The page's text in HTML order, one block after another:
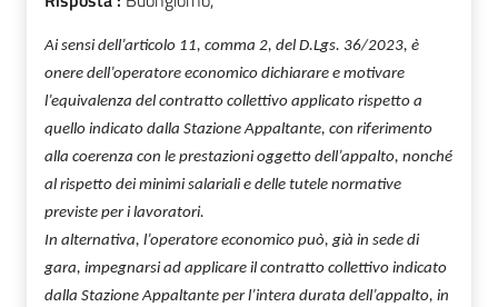
Ai sensi dell’articolo 11, comma 2, del D.Lgs. 36/2023, è
onere dell’operatore economico dichiarare e motivare
l’equivalenza del contratto collettivo applicato rispetto a
quello indicato dalla Stazione Appaltante, con riferimento
alla coerenza con le prestazioni oggetto dell’appalto, nonché
al rispetto dei minimi salariali e delle tutele normative
previste per i lavoratori.
In alternativa, l’operatore economico può, già in sede di
gara, impegnarsi ad applicare il contratto collettivo indicato
dalla Stazione Appaltante per l’intera durata dell’appalto, in